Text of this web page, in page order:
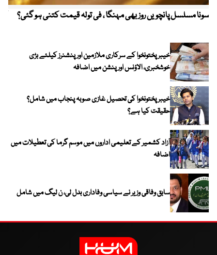
سونا مسلسل پانچویں روز بھی مہنگا ، فی تولہ قیمت کتنی ہو گئی؟
خیبرپختونخوا کے سرکاری ملازمین اور پنشنرز کیلئے بڑی
خوشخبری، الاؤنس اور پنشن میں اضافہ
خیبر پختونخوا کی تحصیل غازی صوبہ پنجاب میں شامل؟
حقیقت کیا ہے؟
آزاد کشمیر کے تعلیمی اداروں میں موسم گرما کی تعطیلات میں
اضافہ
سابق وفاقی وزیر نے سیاسی وفاداری بدل لی، ن لیگ میں شامل